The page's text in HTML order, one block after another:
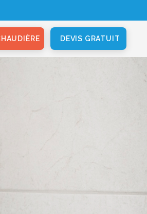
DEVIS GRATUIT